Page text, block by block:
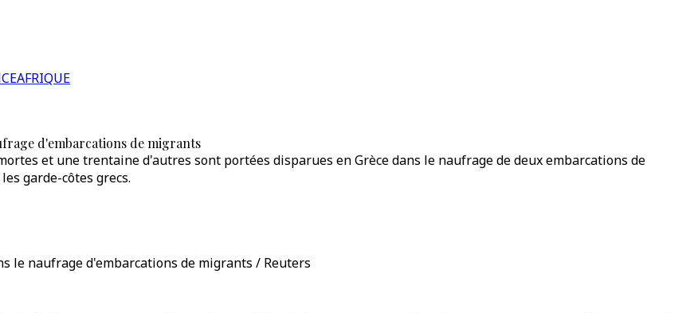
AFRIQUE
d'embarcations de migrants
et une trentaine d'autres sont portées disparues en Grèce dans le naufrage de deux embarcations de
garde-côtes grecs.
le naufrage d'embarcations de migrants / Reuters